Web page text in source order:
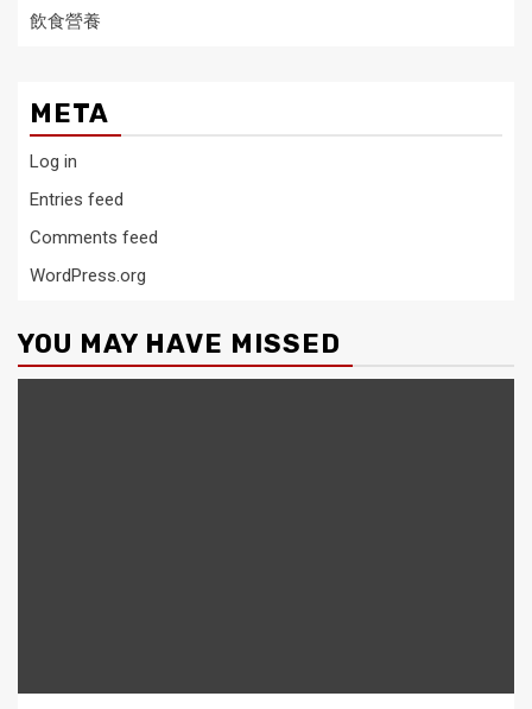
飲食營養
META
Log in
Entries feed
Comments feed
WordPress.org
YOU MAY HAVE MISSED